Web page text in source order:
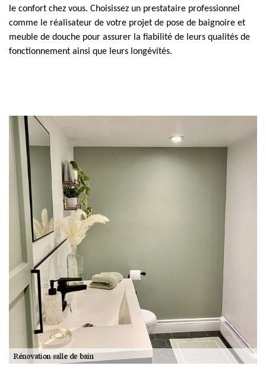
le confort chez vous. Choisissez un prestataire professionnel
comme le réalisateur de votre projet de pose de baignoire et
meuble de douche pour assurer la fiabilité de leurs qualités de
fonctionnement ainsi que leurs longévités.